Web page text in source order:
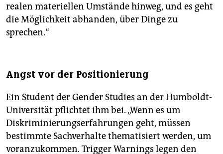
realen materiellen Umstände hinweg, und es geht
die Möglichkeit abhanden, über Dinge zu
sprechen.“
Angst vor der Positionierung
Ein Student der Gender Studies an der Humboldt-
Universität pflichtet ihm bei. „Wenn es um
Diskriminierungserfahrungen geht, müssen
bestimmte Sachverhalte thematisiert werden, um
voranzukommen. Trigger Warnings legen den